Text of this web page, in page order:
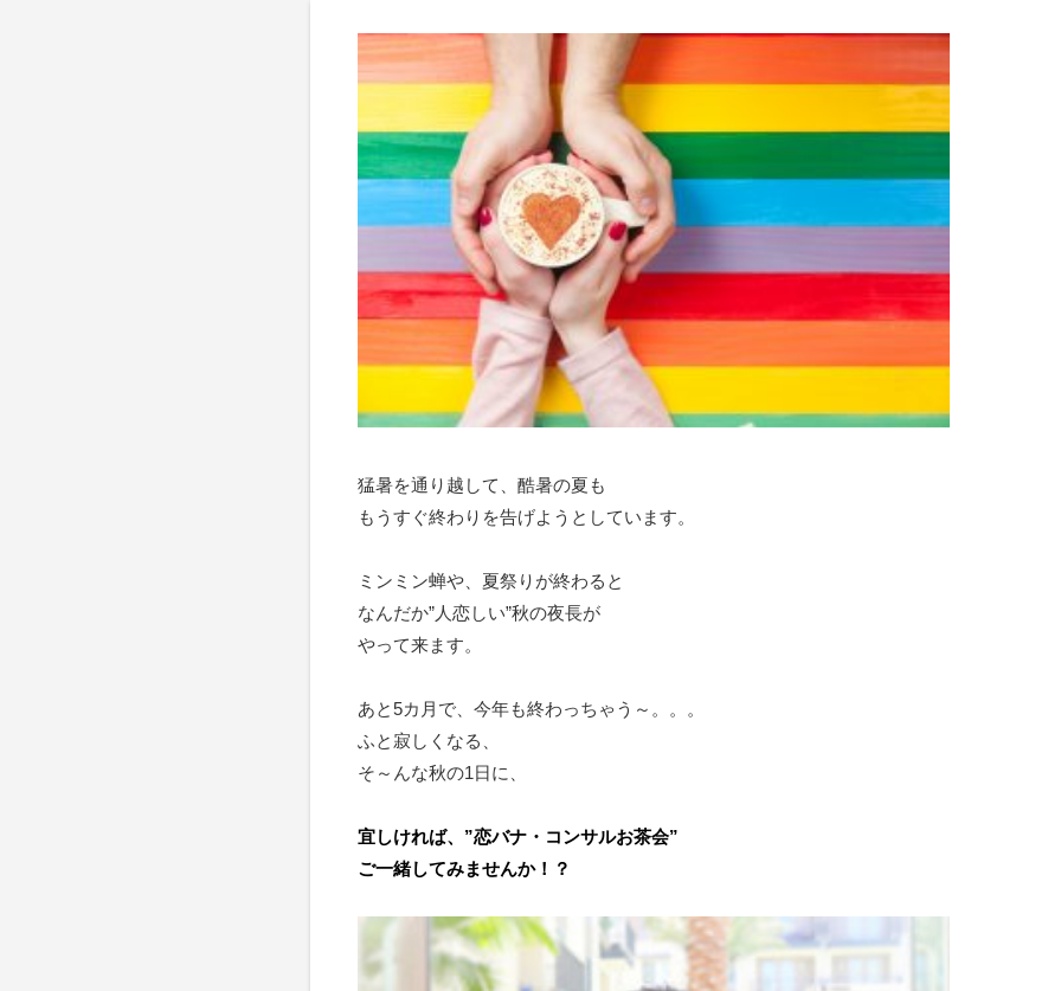
猛暑を通り越して、酷暑の夏も
もうすぐ終わりを告げようとしています。
ミンミン蝉や、夏祭りが終わると
なんだか”人恋しい”秋の夜長が
やって来ます。
あと5カ月で、今年も終わっちゃう～。。。
ふと寂しくなる、
そ～んな秋の1日に、
宜しければ、 ”恋バナ・コンサルお茶会”
ご一緒してみませんか！？